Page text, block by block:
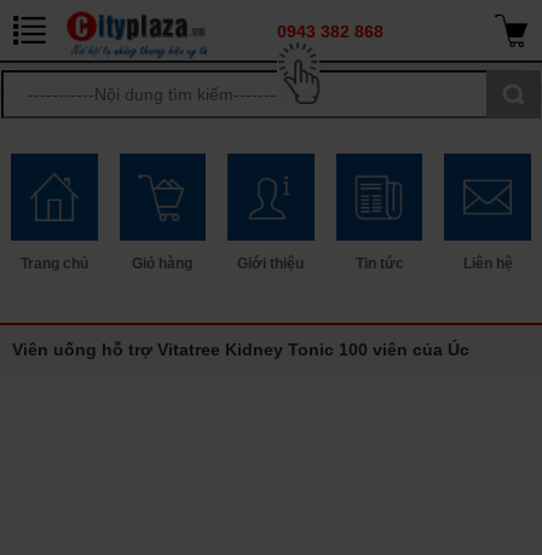
0943 382 868
Trang chủ Giỏ hàng Giới thiệu Tin tức Liên hệ
Viên uống hỗ trợ Vitatree Kidney Tonic 100 viên của Úc